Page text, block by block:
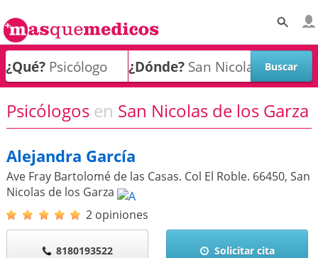
¿Qué? ¿Dónde?
Psicólogos en San Nicolas de los Garza
Alejandra García
Ave Fray Bartolomé de las Casas. Col El Roble. 66450, San
Nicolas de los Garza
2 opiniones
8180193522 Solicitar cita